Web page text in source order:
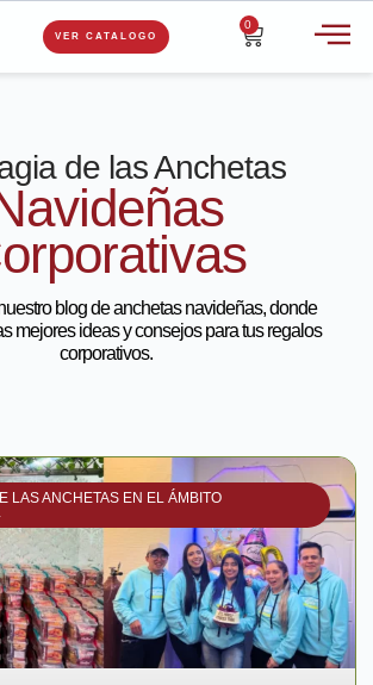
VER CATALOGO
0
de las Anchetas
blog de anchetas navideñas, donde
mejores ideas y consejos para tus regalos
corporativos.
LAS ANCHETAS EN EL ÁMBITO